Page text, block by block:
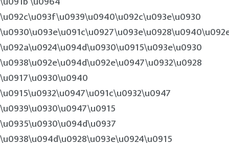
\u092c\u093f\u0939\u0940\u092c\u093e\u0930
\u092a\u0924\u094d\u0930\u0915\u093e\u0930
\u0938\u092e\u094d\u092e\u0947\u0932\u0928
\u0917\u0930\u0940
\u0915\u0932\u0947\u091c\u0932\u0947
\u0939\u0930\u0947\u0915
\u0935\u0930\u094d\u0937
\u0938\u094d\u0928\u093e\u0924\u0915